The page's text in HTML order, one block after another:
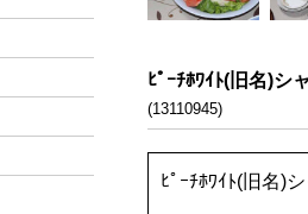
ﾋﾟｰﾁﾎﾜｲﾄ(旧名)シ
(13110945)
ﾋﾟｰﾁﾎﾜｲﾄ(旧名)